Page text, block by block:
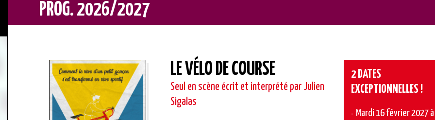
PROG. 2026/2027
LE VÉLO DE COURSE
Seul en scène écrit et interprété par Julien
Sigalas
2 DATES
EXCEPTIONNELLES !
Mardi 16 février 2027 à